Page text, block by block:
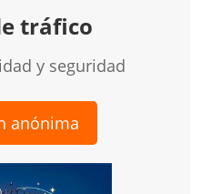
tráfico
y seguridad
anónima